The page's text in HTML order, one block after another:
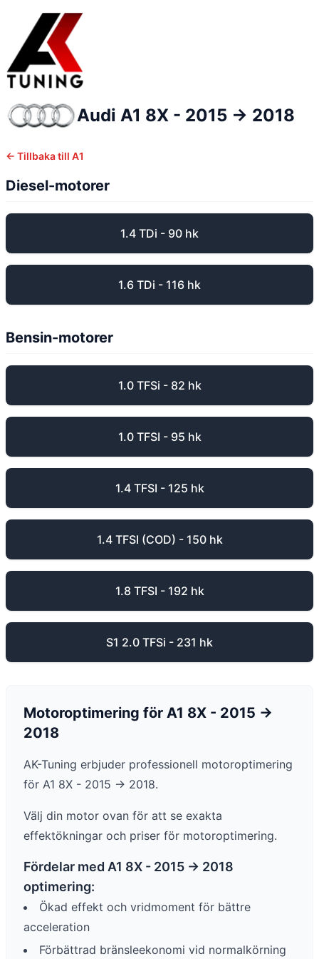
Audi A1 8X - 2015 -> 2018
← Tillbaka till A1
Diesel-motorer
1.4 TDi - 90 hk
1.6 TDi - 116 hk
Bensin-motorer
1.0 TFSi - 82 hk
1.0 TFSI - 95 hk
1.4 TFSI - 125 hk
1.4 TFSI (COD) - 150 hk
1.8 TFSI - 192 hk
S1 2.0 TFSi - 231 hk
Motoroptimering för A1 8X - 2015 ->
2018
AK-Tuning erbjuder professionell motoroptimering
för A1 8X - 2015 -> 2018.
Välj din motor ovan för att se exakta
effektökningar och priser för motoroptimering.
Fördelar med A1 8X - 2015 -> 2018
optimering:
Ökad effekt och vridmoment för bättre
acceleration
Förbättrad bränsleekonomi vid normalkörning